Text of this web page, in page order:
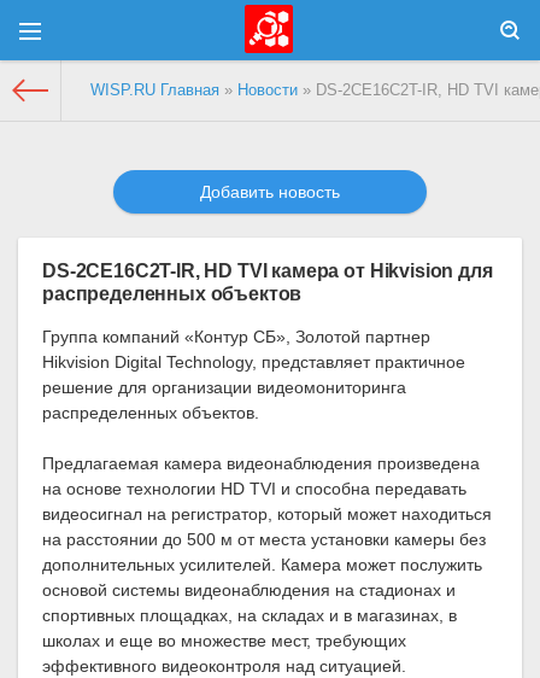
WISP.RU Главная » Новости » DS-2CE16C2T-IR, HD TVI
Добавить новость
DS-2CE16C2T-IR, HD TVI камера от Hikvision для
распределенных объектов
Группа компаний «Контур СБ», Золотой партнер
Hikvision Digital Technology, представляет практичное
решение для организации видеомониторинга
распределенных объектов.
Предлагаемая камера видеонаблюдения произведена
на основе технологии HD TVI и способна передавать
видеосигнал на регистратор, который может находиться
на расстоянии до 500 м от места установки камеры без
дополнительных усилителей. Камера может послужить
основой системы видеонаблюдения на стадионах и
спортивных площадках, на складах и в магазинах, в
школах и еще во множестве мест, требующих
эффективного видеоконтроля над ситуацией.